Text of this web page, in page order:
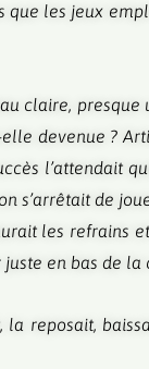
les jeux
claire,
elle devenue ?
l’attendait
s’arrêtait de
les refrains
en bas de la
reposait,